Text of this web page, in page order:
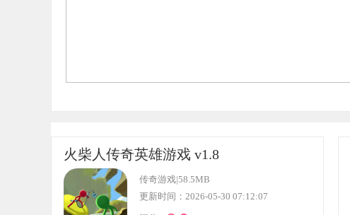
火柴人传奇英雄游戏 v1.8
传奇游戏|58.5MB
更新时间：2026-05-30 07:12:07